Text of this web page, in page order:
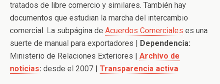
tratados de libre comercio y similares. También hay
documentos que estudian la marcha del intercambio
comercial. La subpágina de Acuerdos Comerciales es una
suerte de manual para exportadores | Dependencia:
Ministerio de Relaciones Exteriores | Archivo de
noticias: desde el 2007 | Transparencia activa